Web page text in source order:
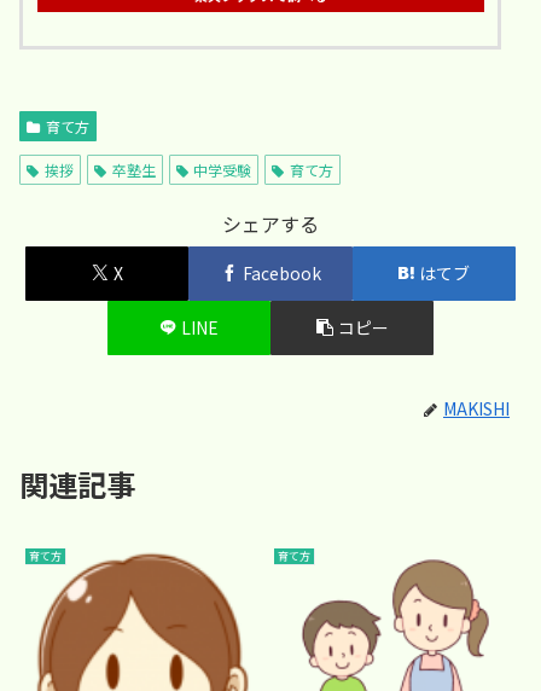
育て方
挨拶 卒塾生 中学受験 育て方
シェアする
X Facebook はてブ
LINE コピー
MAKISHI
関連記事
育て方 育て方